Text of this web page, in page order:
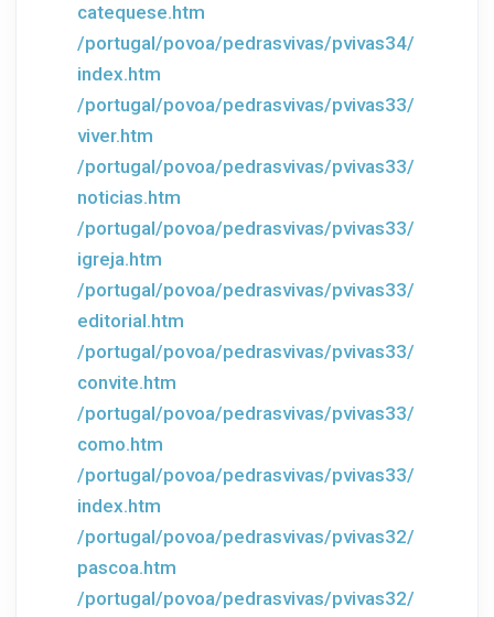
catequese.htm
/portugal/povoa/pedrasvivas/pvivas34/
index.htm
/portugal/povoa/pedrasvivas/pvivas33/
viver.htm
/portugal/povoa/pedrasvivas/pvivas33/
noticias.htm
/portugal/povoa/pedrasvivas/pvivas33/
igreja.htm
/portugal/povoa/pedrasvivas/pvivas33/
editorial.htm
/portugal/povoa/pedrasvivas/pvivas33/
convite.htm
/portugal/povoa/pedrasvivas/pvivas33/
como.htm
/portugal/povoa/pedrasvivas/pvivas33/
index.htm
/portugal/povoa/pedrasvivas/pvivas32/
pascoa.htm
/portugal/povoa/pedrasvivas/pvivas32/